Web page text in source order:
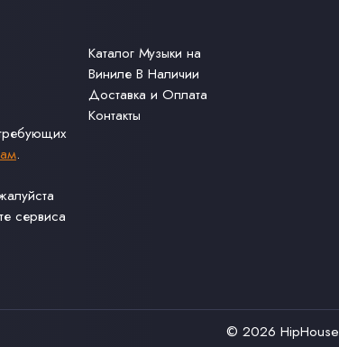
.
сервиса
Каталог Музыки на
Виниле В Наличии
Доставка и Оплата
Контакты
© 2026 HipHouse